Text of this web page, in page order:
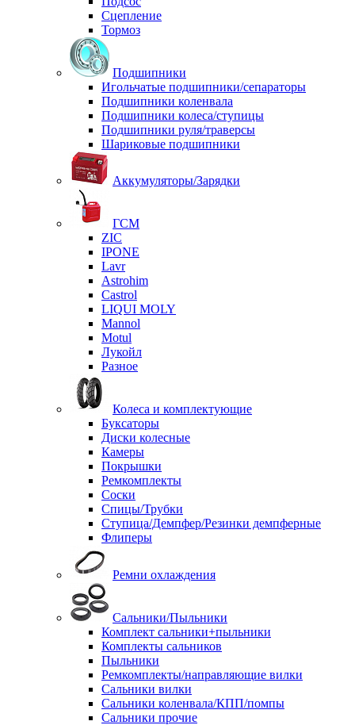
Сцепление
Тормоз
Подшипники
Игольчатые подшипники/сепараторы
Подшипники коленвала
Подшипники колеса/ступицы
Подшипники руля/траверсы
Шариковые подшипники
Аккумуляторы/Зарядки
ГСМ
ZIC
IPONE
Lavr
Astrohim
Castrol
LIQUI MOLY
Mannol
Motul
Лукойл
Разное
Колеса и комплектующие
Буксаторы
Диски колесные
Камеры
Покрышки
Ремкомплекты
Соски
Спицы/Трубки
Ступица/Демпфер/Резинки демпферные
Флиперы
Ремни охлаждения
Сальники/Пыльники
Комплект сальники+пыльники
Комплекты сальников
Пыльники
Ремкомплекты/направляющие вилки
Сальники вилки
Сальники коленвала/КПП/помпы
Сальники прочие